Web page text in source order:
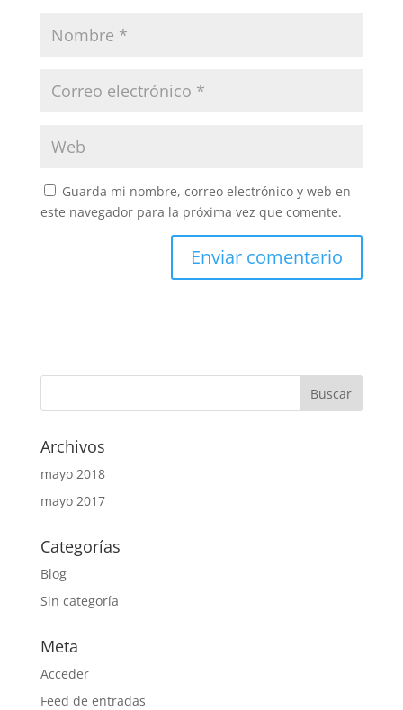
Guarda mi nombre, correo electrónico y web en
este navegador para la próxima vez que comente.
Archivos
mayo 2018
mayo 2017
Categorías
Blog
Sin categoría
Meta
Acceder
Feed de entradas